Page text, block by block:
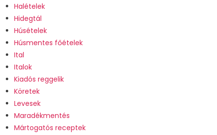
Halételek
Hidegtál
Húsételek
Húsmentes főételek
Ital
Italok
Kiadós reggelik
Köretek
Levesek
Maradékmentés
Mártogatós receptek